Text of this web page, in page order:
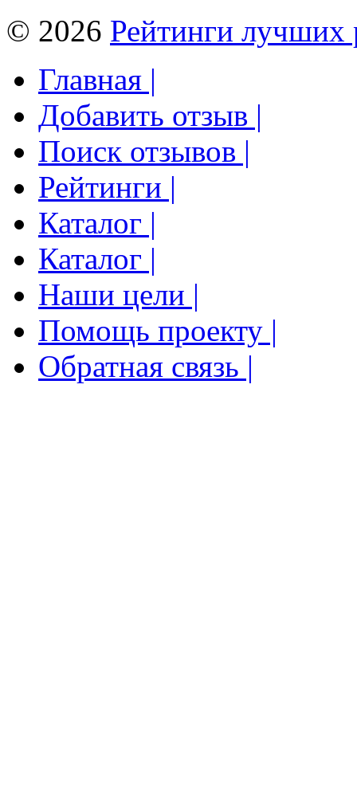
© 2026 Рейтинги лучших
Главная |
Добавить отзыв |
Поиск отзывов |
Рейтинги |
Каталог |
Каталог |
Наши цели |
Помощь проекту |
Обратная связь |